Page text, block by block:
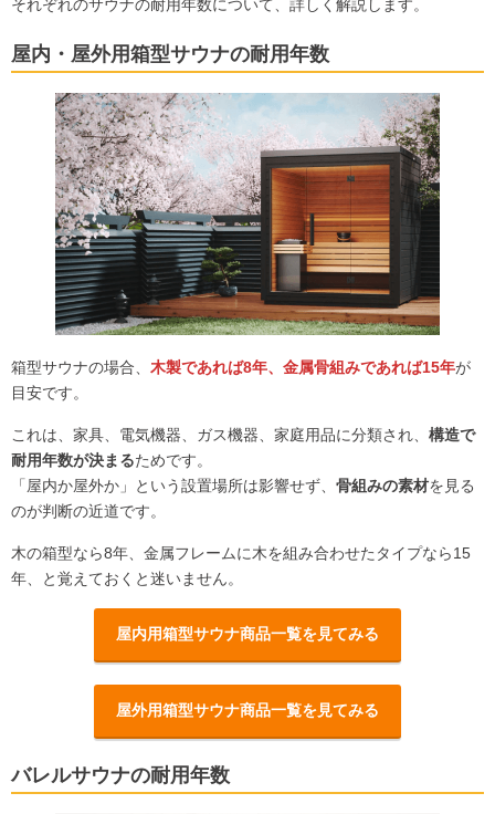
それぞれのサウナの耐用年数について、詳しく解説します。
屋内・屋外用箱型サウナの耐用年数
箱型サウナの場合、 木製であれば8年、金属骨組みであれば15年が
目安です。
これは、家具、電気機器、ガス機器、家庭用品に分類され、 構造で
耐用年数が決まるためです。
「屋内か屋外か」という設置場所は影響せず、 骨組みの素材を見る
のが判断の近道です。
木の箱型なら8年、金属フレームに木を組み合わせたタイプなら15
年、と覚えておくと迷いません。
屋内用箱型サウナ商品一覧を見てみる
屋外用箱型サウナ商品一覧を見てみる
バレルサウナの耐用年数